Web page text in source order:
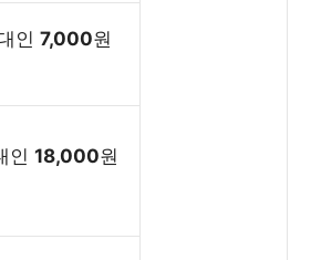
인 7,000원
인 18,000원